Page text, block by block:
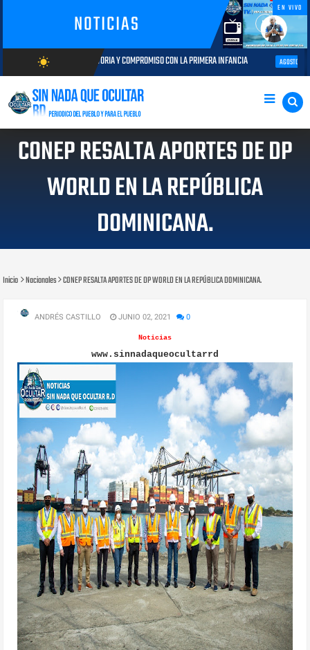
NOTICIAS
EN VIVO
wb_sunny
AGOSTO/8/2026
Y COMPROMISO CON LA PRIMERA INFANCIA AGOSTO 05, 2026 Autoridades
CONEP RESALTA APORTES DE DP
WORLD EN LA REPÚBLICA
DOMINICANA.
Inicio Nacionales CONEP RESALTA APORTES DE DP WORLD EN LA REPÚBLICA DOMINICANA.
ANDRÉS CASTILLO JUNIO 02, 2021 0
Noticias
www.sinnadaqueocultarrd